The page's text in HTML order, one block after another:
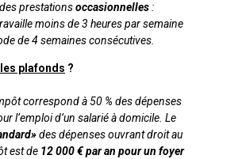
prestationsoccasionnelles :
moins de 3 heures par semaine
de 4 semaines consécutives.
plafonds ?
correspond à 50 % des dépenses
l’emploi d’un salarié à domicile. Le
des dépenses ouvrant droit au
est de 12 000 € par an pour un foyer